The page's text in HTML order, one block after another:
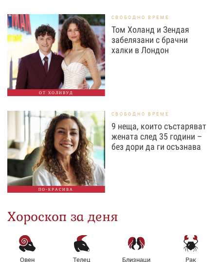
ОТ ХОЛИВУД
СВОБОДНО ВРЕМЕ
Том Холанд и Зендая
забелязани с брачни
халки в Лондон
ПО-КРАСИВА
СВОБОДНО ВРЕМЕ
9 неща, които състаряват
жената след 35 години –
без дори да ги осъзнава
Хороскоп за деня
Овен Телец Близнаци Рак